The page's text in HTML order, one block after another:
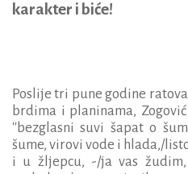
karakter i biće!
Poslije tri pune godine
brdima i planinama,
''bezglasni suvi šapat o
šume, virovi vode i hlada,/
i u žljepcu, -/ja vas